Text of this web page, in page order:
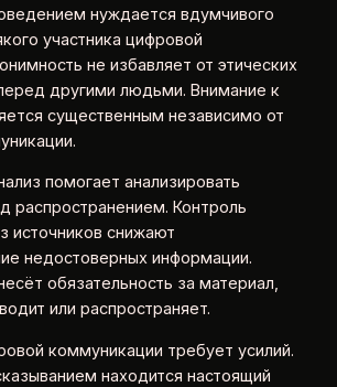
нуждается вдумчивого
участника цифровой
не избавляет от этических
другими людьми. Внимание к
существенным независимо от
помогает анализировать
распространением. Контроль
источников снижают
недостоверных информации.
обязательность за материал,
или распространяет.
коммуникации требует усилий.
находится настоящий